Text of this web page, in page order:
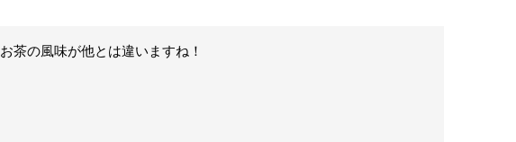
茶の風味が他とは違いますね！